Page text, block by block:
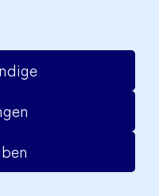
© Schmoock Design